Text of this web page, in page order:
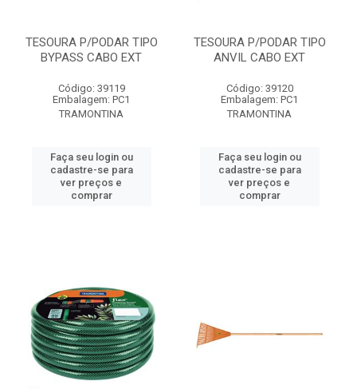
TESOURA P/PODAR TIPO
BYPASS CABO EXT
Código: 39119
Embalagem: PC1
TRAMONTINA
Faça seu login ou
cadastre-se para
ver preços e
comprar
TESOURA P/PODAR TIPO
ANVIL CABO EXT
Código: 39120
Embalagem: PC1
TRAMONTINA
Faça seu login ou
cadastre-se para
ver preços e
comprar